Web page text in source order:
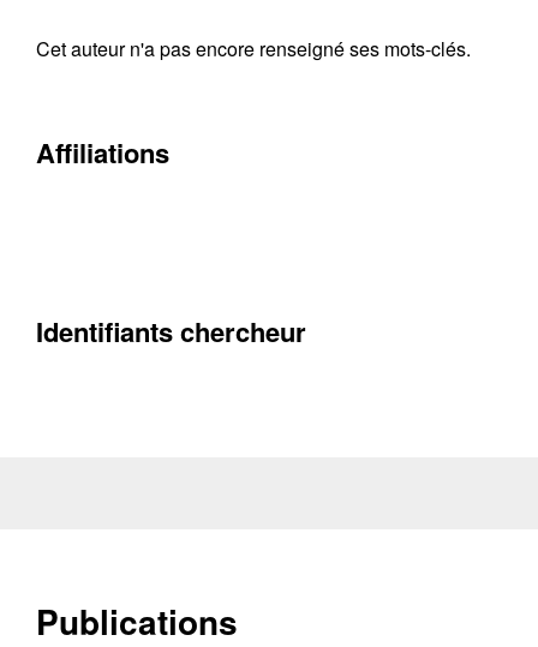
Cet auteur n'a pas encore renseigné ses mots-clés.
Affiliations
Identifiants chercheur
Publications
Contacter